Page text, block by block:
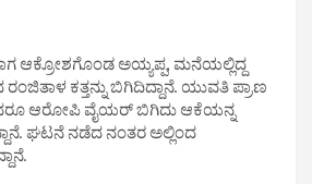
ಆಕ್ರೋಶಗೊಂಡ ಅಯ್ಯಪ್ಪ, ಮನೆಯಲ್ಲಿದ್ದ
ಕತ್ತನ್ನು ಬಿಗಿದಿದ್ದಾನೆ. ಯುವತಿ ಪ್ರಾಣ
ಆರೋಪಿ ವೈಯರ್ ಬಿಗಿದು ಆಕೆಯನ್ನ
ಘಟನೆ ನಡೆದ ನಂತರ ಅಲ್ಲಿಂದ